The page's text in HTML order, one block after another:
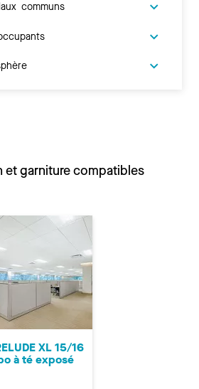
communs
et garniture compatibles
XL 15/16
à té exposé